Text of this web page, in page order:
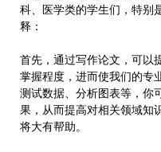
科、医学类的学生们，特别
释：
首先，通过写作论文，可以
掌握程度，进而使我们的专
测试数据、分析图表等，你
果，从而提高对相关领域知
将大有帮助。